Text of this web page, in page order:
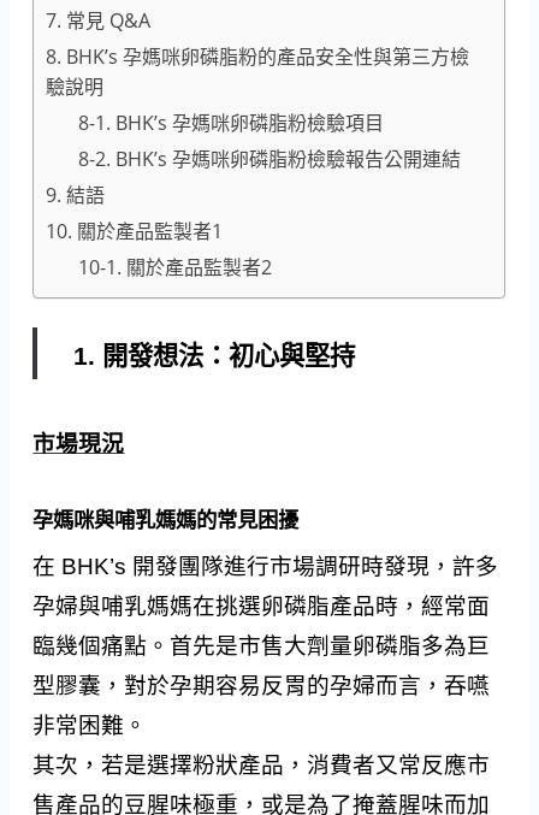
7. 常見 Q&A
8. BHK’s 孕媽咪卵磷脂粉的產品安全性與第三方檢
驗說明
8-1. BHK’s 孕媽咪卵磷脂粉檢驗項目
8-2. BHK’s 孕媽咪卵磷脂粉檢驗報告公開連結
9. 結語
10. 關於產品監製者1
10-1. 關於產品監製者2
1. 開發想法：初心與堅持
市場現況
孕媽咪與哺乳媽媽的常見困擾
在 BHK’s 開發團隊進行市場調研時發現，許多
孕婦與哺乳媽媽在挑選卵磷脂產品時，經常面
臨幾個痛點。首先是市售大劑量卵磷脂多為巨
型膠囊，對於孕期容易反胃的孕婦而言，吞嚥
非常困難。
其次，若是選擇粉狀產品，消費者又常反應市
售產品的豆腥味極重，或是為了掩蓋腥味而加